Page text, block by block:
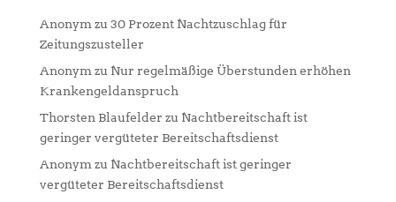
Anonym zu 30 Prozent Nachtzuschlag für
Zeitungszusteller
Anonym zu Nur regelmäßige Überstunden erhöhen
Krankengeldanspruch
Thorsten Blaufelder zu Nachtbereitschaft ist
geringer vergüteter Bereitschaftsdienst
Anonym zu Nachtbereitschaft ist geringer
vergüteter Bereitschaftsdienst